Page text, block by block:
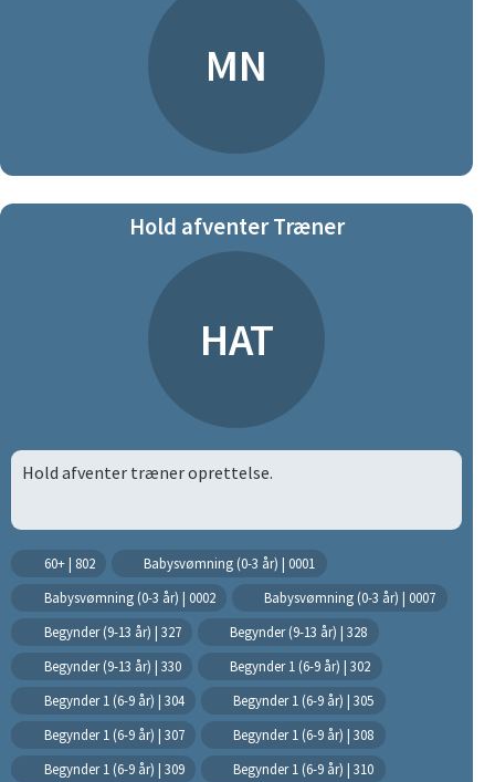
MN
Hold afventer Træner
HAT
Hold afventer træner oprettelse.
60+ | 802
Babysvømning (0-3 år) | 0001
Babysvømning (0-3 år) | 0002
Babysvømning (0-3 år) | 0007
Begynder (9-13 år) | 327
Begynder (9-13 år) | 328
Begynder (9-13 år) | 330
Begynder 1 (6-9 år) | 302
Begynder 1 (6-9 år) | 304
Begynder 1 (6-9 år) | 305
Begynder 1 (6-9 år) | 307
Begynder 1 (6-9 år) | 308
Begynder 1 (6-9 år) | 309
Begynder 1 (6-9 år) | 310